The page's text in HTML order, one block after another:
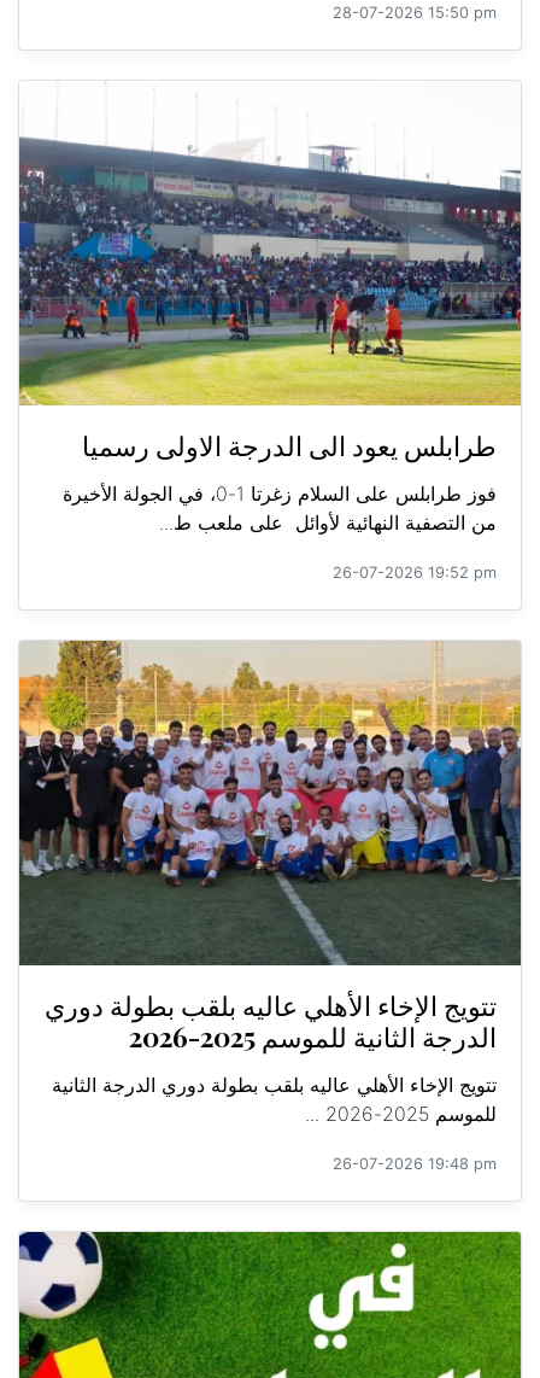
28-07-2026 15:50 pm
طرابلس يعود الى الدرجة الاولى رسميا
فوز طرابلس على السلام زغرتا 1-0، في الجولة الأخيرة
من التصفية النهائية لأوائل على ملعب ط...
26-07-2026 19:52 pm
تتويج الإخاء الأهلي عاليه بلقب بطولة دوري
الدرجة الثانية للموسم 2025-2026
تتويج الإخاء الأهلي عاليه بلقب بطولة دوري الدرجة الثانية
للموسم 2025-2026 ...
26-07-2026 19:48 pm